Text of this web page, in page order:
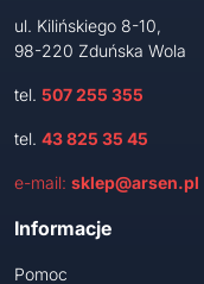
ul. Kilińskiego 8-10,
98-220 Zduńska Wola
tel. 507 255 355
tel. 43 825 35 45
e-mail: sklep@arsen.pl
Informacje
Pomoc